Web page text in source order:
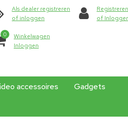
Als dealer registreren
of inloggen
Registreren
of
0
Winkelwagen
Inloggen
accessoires
Gadgets